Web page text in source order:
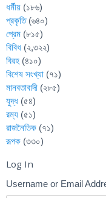
ধর্মীয় (১৮৬)
প্রকৃতি(৬৪০)
প্রেম (৮১৫)
বিবিধ (২,৩২২)
বিরহ (৪১০)
বিশেষ সংখ্যা (৭১)
মানবতাবাদী (২৮৫)
যুদ্ধ (৫৪)
রম্য (৫১)
রাজনৈতিক (৭১)
রূপক (৩৩০)
Log In
Username or Email